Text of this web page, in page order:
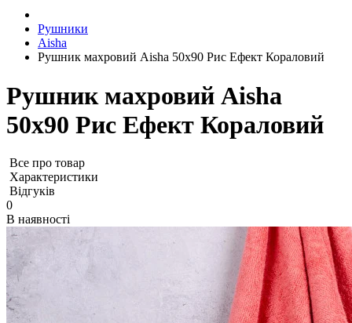
Рушники
Aisha
Рушник махровий Aisha 50х90 Рис Ефект Кораловий
Рушник махровий Aisha
50х90 Рис Ефект Кораловий
Все про товар
Характеристики
Відгуків
0
В наявності